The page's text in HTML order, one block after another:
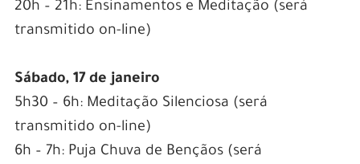
20h – 21h: Ensinamentos e Meditação (será
transmitido on-line)
Sábado, 17 de janeiro
5h30 – 6h: Meditação Silenciosa (será
transmitido on-line)
6h – 7h: Puja Chuva de Bençãos (será